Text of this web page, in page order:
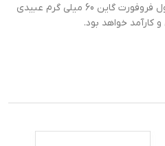
افزایش انرژی خود هستید، کپسول فروفورت گاین 60 میلی گرم عبیدی
کارآمد خواهد بود.